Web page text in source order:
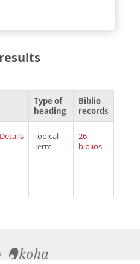
Type of
heading
Biblio
records
Details
Topical
Term
26
biblios